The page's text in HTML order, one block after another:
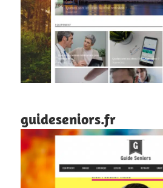
guideseniors.fr